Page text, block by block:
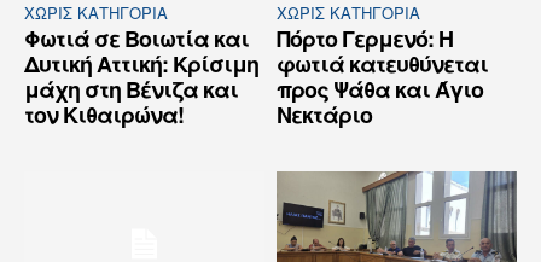
ΧΩΡΊΣ ΚΑΤΗΓΟΡΊΑ
Φωτιά σε Βοιωτία και
Δυτική Αττική: Κρίσιμη
μάχη στη Βένιζα και
τον Κιθαιρώνα!
ΧΩΡΊΣ ΚΑΤΗΓΟΡΊΑ
Πόρτο Γερμενό: Η
φωτιά κατευθύνεται
προς Ψάθα και Άγιο
Νεκτάριο